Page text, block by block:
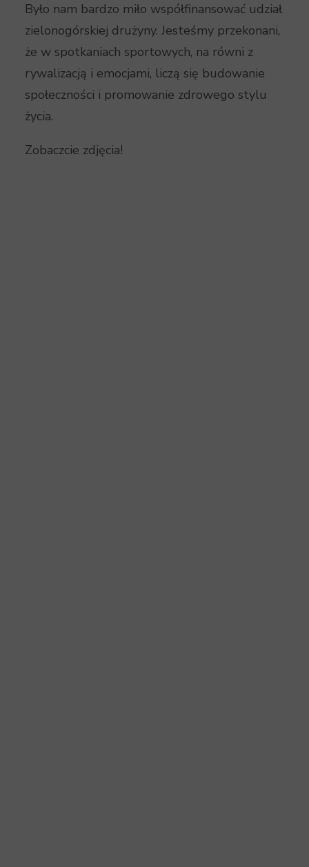
Było nam bardzo miło współfinansować udział
zielonogórskiej drużyny. Jesteśmy przekonani,
że w spotkaniach sportowych, na równi z
rywalizacją i emocjami, liczą się budowanie
społeczności i promowanie zdrowego stylu
życia.
Zobaczcie zdjęcia!